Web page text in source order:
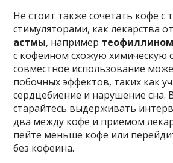
Не стоит также сочетать кофе с
стимуляторами, как лекарства от
астмы, например теофиллином
с кофеином схожую химическую
совместное использование
побочных эффектов, таких как
сердцебиение и нарушение сна.
старайтесь выдерживать
два между кофе и приемом
пейте меньше кофе или
без кофеина.